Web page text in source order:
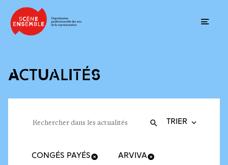
ACTUALITÉS
Recherche
Valider
CONGÉS PAYÉS ARVIVA